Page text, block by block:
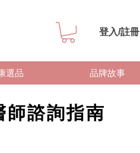
登入/註冊
選品 品牌故事
師諮詢指南